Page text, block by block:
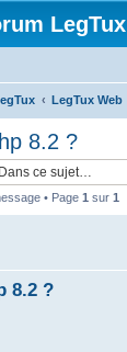
LegTux
LegTux Web
8.2 ?
• Page 1 sur 1
8.2 ?